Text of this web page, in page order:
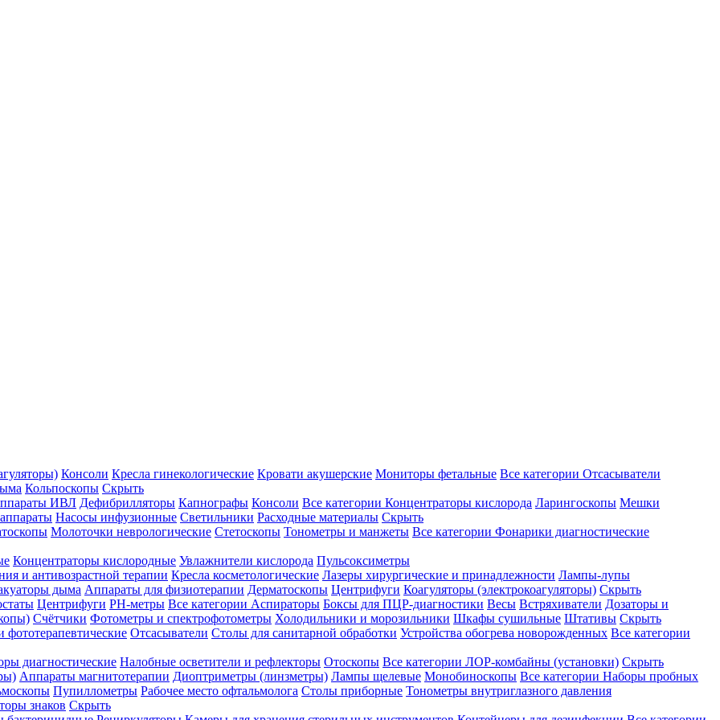
Консоли Кресла гинекологические Кровати акушерские Мониторы фетальные Все категории Отсасыватели
Кольпоскопы Скрыть
ИВЛ Дефибрилляторы Капнографы Консоли Все категории Концентраторы кислорода Ларингоскопы Мешки
Насосы инфузионные Светильники Расходные материалы Скрыть
Молоточки неврологические Стетоскопы Тонометры и манжеты Все категории Фонарики диагностические
Концентраторы кислородные Увлажнители кислорода Пульсоксиметры
и антивозрастной терапии Кресла косметологические Лазеры хирургические и принадлежности Лампы-лупы
дыма Аппараты для физиотерапии Дерматоскопы Центрифуги Коагуляторы (электрокоагуляторы) Скрыть
Центрифуги PH-метры Все категории Аспираторы Боксы для ПЦР-диагностики Весы Встряхиватели Дозаторы и
Счётчики Фотометры и спектрофотометры Холодильники и морозильники Шкафы сушильные Штативы Скрыть
фототерапевтические Отсасыватели Столы для санитарной обработки Устройства обогрева новорожденных Все категории
диагностические Налобные осветители и рефлекторы Отоскопы Все категории ЛОР-комбайны (установки) Скрыть
Аппараты магнитотерапии Диоптриметры (линзметры) Лампы щелевые Монобиноскопы Все категории Наборы пробных
Пупиллометры Рабочее место офтальмолога Столы приборные Тонометры внутриглазного давления
знаков Скрыть